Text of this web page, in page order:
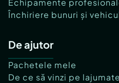
Închiriere bunuri și
De ajutor
Pachetele mele
De ce să vinzi pe